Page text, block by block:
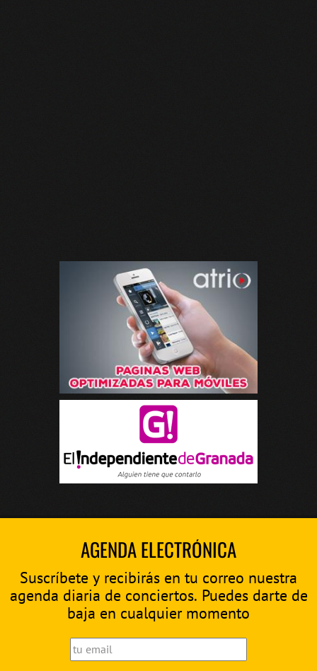
AGENDA ELECTRÓNICA
Suscríbete y recibirás en tu correo nuestra
agenda diaria de conciertos. Puedes darte de
baja en cualquier momento